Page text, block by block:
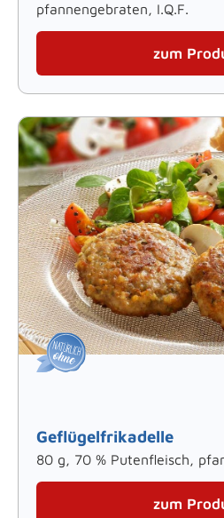
pfannengebraten, I.Q.F.
zum
Geflügelfrikadelle
80 g, 70 % Putenfleisch,
zum